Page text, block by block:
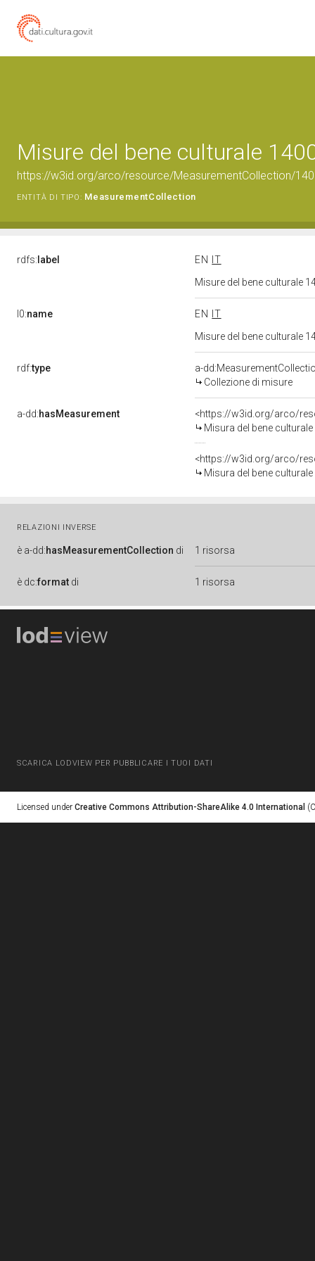
Misure del bene culturale
https://w3id.org/arco/resource/MeasurementCollection/
ENTITÀ DI TIPO: MeasurementCollection
rdfs: label EN
IT
Misure del bene culturale
l0:name EN
IT
Misure del bene culturale
rdf:type
a-
Collezione di misure
a-dd:hasMeasurement
<https://w3id.org/arco/
Misura del bene
<https://w3id.org/arco/
Misura del bene
RELAZIONI INVERSE
è a-dd:hasMeasurementCollection di 1 risorsa
è dc:format di 1 risorsa
SCARICA LODVIEW PER PUBBLICARE I TUOI DATI
Licensed under Creative Commons Attribution-ShareAlike 4.0 International